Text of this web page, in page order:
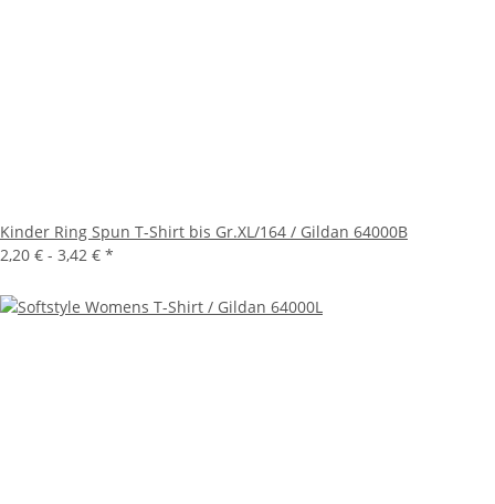
Kinder Ring Spun T-Shirt bis Gr.XL/164 / Gildan 64000B
2,20 € - 3,42 € *